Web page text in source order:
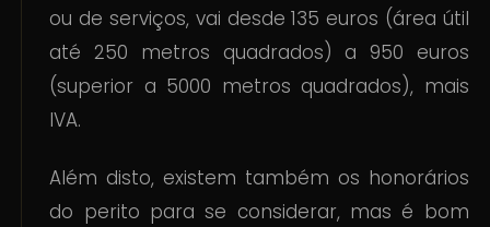
ou de serviços, vai desde 135 euros (área útil
até 250 metros quadrados) a 950 euros
(superior a 5000 metros quadrados), mais
IVA.
Além disto, existem também os honorários
do perito para se considerar, mas é bom